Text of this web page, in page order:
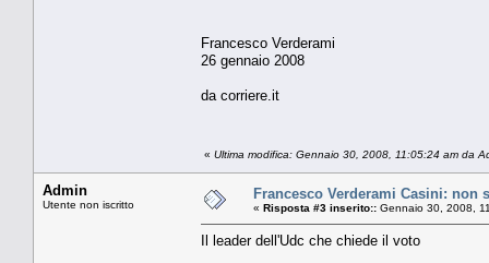
Francesco Verderami
26 gennaio 2008
da corriere.it
« Ultima modifica: Gennaio 30, 2008, 11:05:24 am da
Admin
Utente non iscritto
Francesco Verderami Casini: non
« Risposta #3 inserito:: Gennaio 30, 2008,
Il leader dell'Udc che chiede il voto